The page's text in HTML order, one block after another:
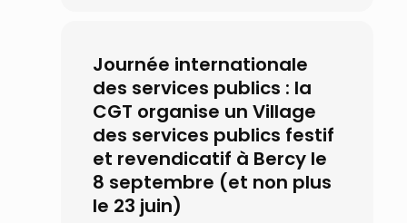
Journée internationale
des services publics : la
CGT organise un Village
des services publics festif
et revendicatif à Bercy le
8 septembre (et non plus
le 23 juin)